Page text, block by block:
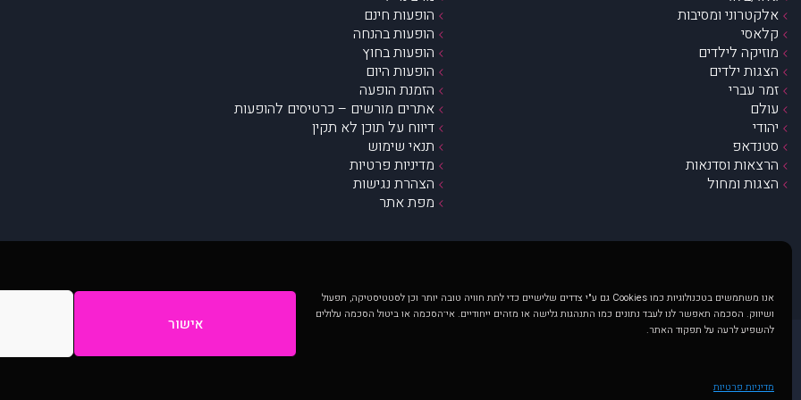
אנו משתמשים בטכנולוגיות כמו Cookies גם ע"י צדדים שלישיים כדי לתת חוויה טובה יותר וכן לסטטיסטיקה, תפעול
ושיווק. הסכמה תאפשר לנו לעבד נתונים כמו התנהגות גלישה או מזהים ייחודיים. אי־הסכמה או ביטול הסכמה עלולים
להשפיע לרעה על תפקוד האתר.
אישור
מדיניות פרטיות
אלקטרוני ומסיבות
קלאסי
מוזיקה לילדים
הצגות ילדים
זמר עברי
עולם
יהודי
סטנדאפ
הרצאות וסדנאות
הצגות ומחול
הופעות חינם
הופעות בהנחה
הופעות בחוץ
הופעות היום
הזמנת הופעה
אתרים מורשים – כרטיסים להופעות
דיווח על תוכן לא תקין
תנאי שימוש
מדיניות פרטיות
הצהרת נגישות
מפת אתר